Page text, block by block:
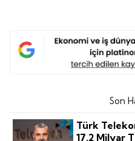
Son
Türk
17.2 Milyar